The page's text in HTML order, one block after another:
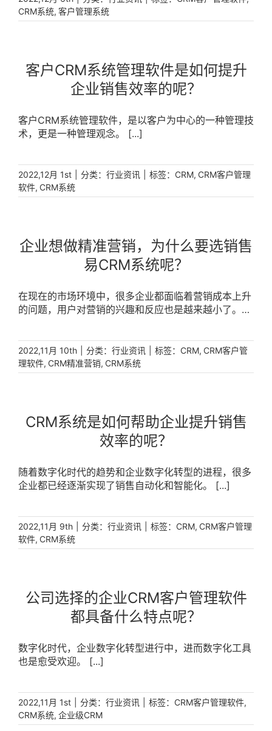
CRM系统, 客户管理系统
客户CRM系统管理软件是如何提升
企业销售效率的呢？
客户CRM系统管理软件，是以客户为中心的一种管理技
术，更是一种管理观念。 [...]
2022,12月 1st 分类： 行业资讯 标签： CRM, CRM客户管理
软件, CRM系统
企业想做精准营销，为什么要选销售
易CRM系统呢？
在现在的市场环境中，很多企业都面临着营销成本上升
的问题，用户对营销的兴趣和反应也是越来越小了。
2022,11月 10th 分类： 行业资讯 标签： CRM, CRM客户管
理软件, CRM精准营销, CRM系统
CRM系统是如何帮助企业提升销售
效率的呢？
随着数字化时代的趋势和企业数字化转型的进程，很多
企业都已经逐渐实现了销售自动化和智能化。 [...]
2022,11月 9th 分类： 行业资讯 标签： CRM, CRM客户管理
软件, CRM系统
公司选择的企业CRM客户管理软件
都具备什么特点呢？
数字化时代，企业数字化转型进行中，进而数字化工具
也是愈受欢迎。 [...]
2022,11月 1st 分类： 行业资讯 标签： CRM客户管理软件,
CRM系统, 企业级CRM